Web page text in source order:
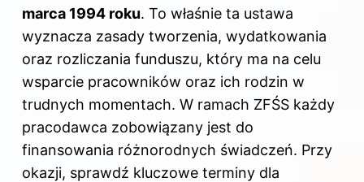
marca 1994 roku. To właśnie ta ustawa
wyznacza zasady tworzenia, wydatkowania
oraz rozliczania funduszu, który ma na celu
wsparcie pracowników oraz ich rodzin w
trudnych momentach. W ramach ZFŚS każdy
pracodawca zobowiązany jest do
finansowania różnorodnych świadczeń. Przy
okazji, sprawdź kluczowe terminy dla